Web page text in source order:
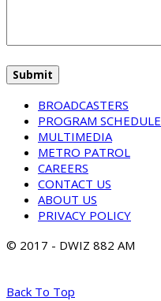
BROADCASTERS
PROGRAM SCHEDULE
MULTIMEDIA
METRO PATROL
CAREERS
CONTACT US
ABOUT US
PRIVACY POLICY
© 2017 - DWIZ 882 AM
Back To Top